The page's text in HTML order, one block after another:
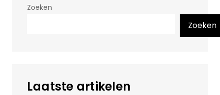
Zoeken
Zoeken
Laatste artikelen